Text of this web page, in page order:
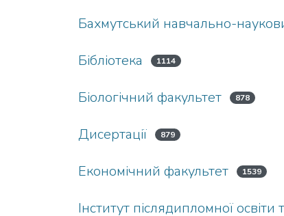
Бахмутський навчально-
Бібліотека 1114
Біологічний факультет 878
Дисертації 879
Економічний факультет 1539
Інститут післядипломної